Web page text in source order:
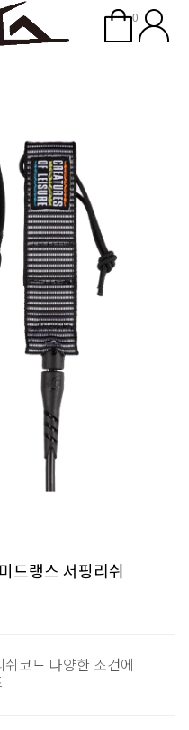
0
드랭스 서핑리쉬
코드 다양한 조건에